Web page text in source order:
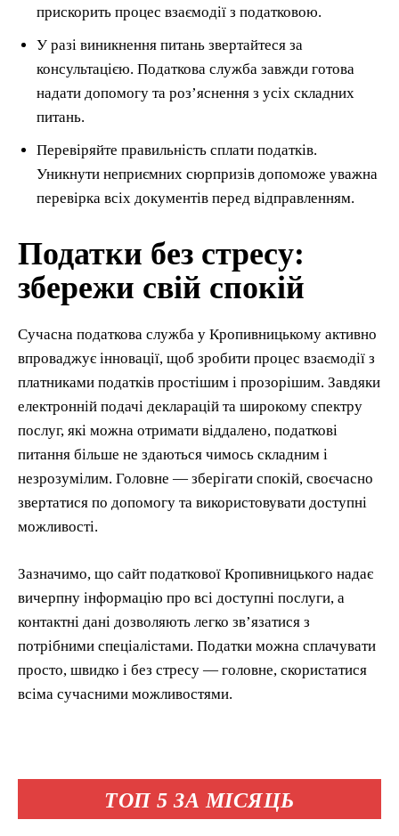
ТОП 5 ЗА МІСЯЦЬ
прискорить процес взаємодії з податковою.
У разі виникнення питань звертайтеся за
консультацією. Податкова служба завжди готова
надати допомогу та роз’яснення з усіх складних
питань.
Перевіряйте правильність сплати податків.
Уникнути неприємних сюрпризів допоможе уважна
перевірка всіх документів перед відправленням.
Податки без стресу:
збережи свій спокій
Сучасна податкова служба у Кропивницькому активно
впроваджує інновації, щоб зробити процес взаємодії з
платниками податків простішим і прозорішим. Завдяки
електронній подачі декларацій та широкому спектру
послуг, які можна отримати віддалено, податкові
питання більше не здаються чимось складним і
незрозумілим. Головне — зберігати спокій, своєчасно
звертатися по допомогу та використовувати доступні
можливості.
Зазначимо, що сайт податкової Кропивницького надає
вичерпну інформацію про всі доступні послуги, а
контактні дані дозволяють легко зв’язатися з
потрібними спеціалістами. Податки можна сплачувати
просто, швидко і без стресу — головне, скористатися
всіма сучасними можливостями.